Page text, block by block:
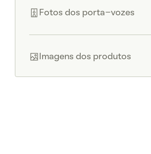
Fotos dos porta-vozes
Imagens dos produtos